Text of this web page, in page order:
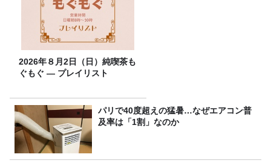
2026年８月2日（日）純喫茶も
ぐもぐ ― プレイリスト
パリで40度超えの猛暑…なぜエアコン普
及率は「1割」なのか